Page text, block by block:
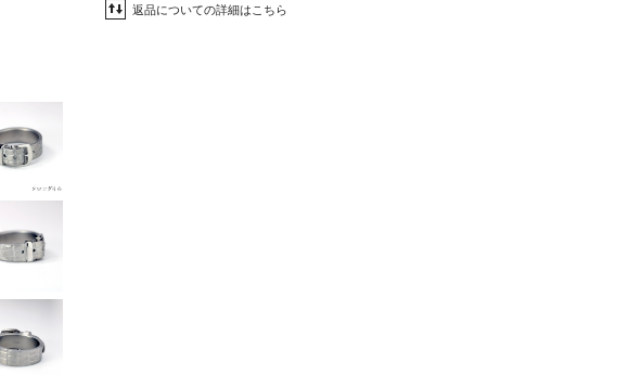
返品についての詳細はこちら